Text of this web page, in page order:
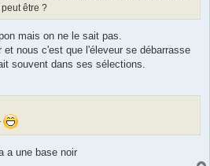
être ?
mais on ne le sait pas.
et nous c'est que l'éleveur se débarrasse
souvent dans ses sélections.
a une base noir